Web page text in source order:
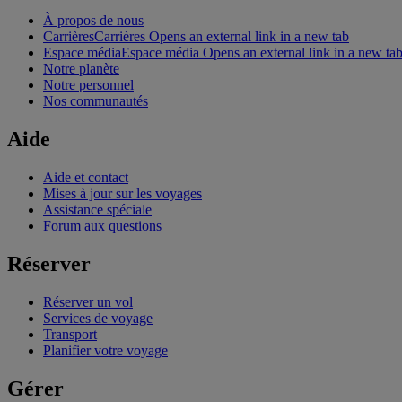
À propos de nous
CarrièresCarrières Opens an external link in a new tab
Espace médiaEspace média Opens an external link in a new tab
Notre planète
Notre personnel
Nos communautés
Aide
Aide et contact
Mises à jour sur les voyages
Assistance spéciale
Forum aux questions
Réserver
Réserver un vol
Services de voyage
Transport
Planifier votre voyage
Gérer